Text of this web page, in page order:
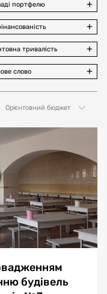
портфелю
тривалість
слово
Орієнтовний бюджет
будівель